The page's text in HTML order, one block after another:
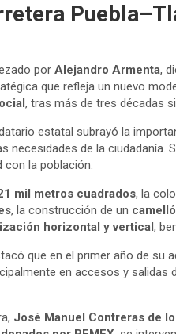
por Alejandro Armenta,
que refleja un nuevo
, tras más de tres décadas
estatal subrayó la
necesidades de la ciudadanía.
con la población.
mil metros cuadrados, la
, la construcción de un
horizontal y vertical ,
que en el primer año de su
en accesos y salidas
José Manuel Contreras de